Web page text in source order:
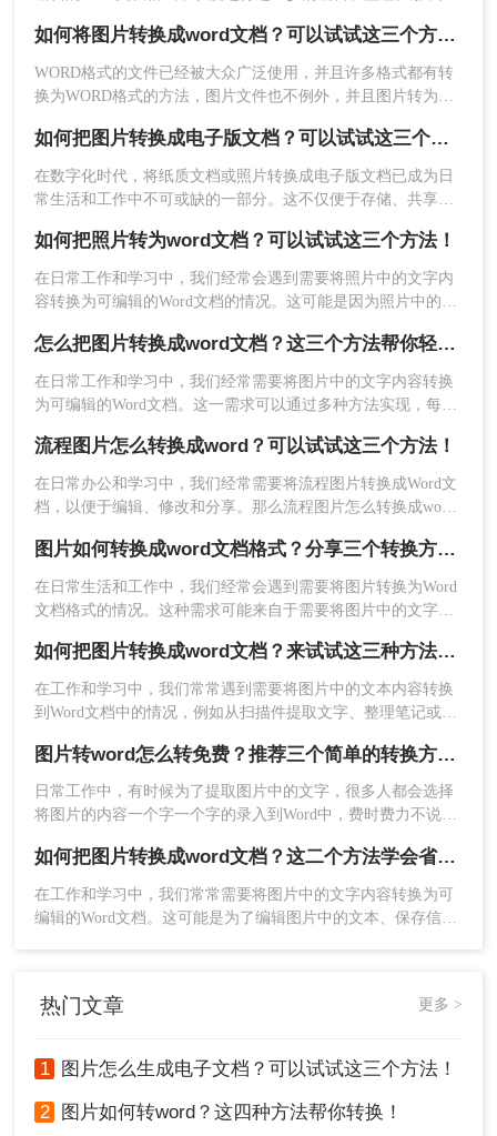
2、上传要转换的图片，如果要转换的图片较多可以
直接添加文件夹从而批量转换，点击转换之前可按
3、转换完成，点击打开即可查看Word文件。
幕上的部分内容转换成Word文档，可以使用截图工
种方法适用于简单的文字内容或不需要保持原始排
版的场景。
注意事项
使用清晰度较高、光线充足的图片进行识别。
但对于一些特殊的字体或文字排版，仍然可能
和编辑Word文档。
成Word文档的方法，帮助您轻松完成这一任务。
如何将图片转换成word文档？可以试试这三个方法！
WORD格式的文件已经被大众广泛使用，并且许多格式都有转
换为WORD格式的方法，图片文件也不例外，并且图片转为的
为可编辑的WORD该如何操作呢，下面转转师妹为大家讲解一
下如何将图片转换成word文档。
如何把图片转换成电子版文档？可以试试这三个方法！
在数字化时代，将纸质文档或照片转换成电子版文档已成为日
常生活和工作中不可或缺的一部分。这不仅便于存储、共享和
图片转换成电子版文档呢？本文将详细介绍几种将图片转换成
电子版文档的方法，帮助您轻松实现这一转换过程。
如何把照片转为word文档？可以试试这三个方法！
在日常工作和学习中，我们经常会遇到需要将照片中的文字内
容转换为可编辑的Word文档的情况。这可能是因为照片中的文
么如何把照片转为word文档呢？下面，我将详细介绍几种将照
片转为Word文档的方法，并给出具体的操作步骤。
怎么把图片转换成word文档？这三个方法帮你轻松解决！
在日常工作和学习中，我们经常需要将图片中的文字内容转换
为可编辑的Word文档。这一需求可以通过多种方法实现，每种
word文档呢？本文将详细介绍三种常用的图片转Word文档的方
法，并探讨其优缺点，同时推荐一些实用的工具。
流程图片怎么转换成word？可以试试这三个方法！
在日常办公和学习中，我们经常需要将流程图片转换成Word文
档，以便于编辑、修改和分享。那么流程图片怎么转换成word
帮助你更高效地完成这一任务。
图片如何转换成word文档格式？分享三个转换方法！
在日常生活和工作中，我们经常会遇到需要将图片转换为Word
文档格式的情况。这种需求可能来自于需要将图片中的文字提
格式。那么图片如何转换成word文档格式呢？下面，我们将介
绍几种常用的方法，帮助你轻松实现图片到Word文档的转换。
如何把图片转换成word文档？来试试这三种方法吧！
在工作和学习中，我们常常遇到需要将图片中的文本内容转换
到Word文档中的情况，例如从扫描件提取文字、整理笔记或是
将向您介绍几种有效的方法，帮助您轻松实现这一目标。
图片转word怎么转免费？推荐三个简单的转换方法！
日常工作中，有时候为了提取图片中的文字，很多人都会选择
将图片的内容一个字一个字的录入到Word中，费时费力不说，
是有很多快速且好用的方法的，今天就来教大家图片转word怎
么转免费。
如何把图片转换成word文档？这二个方法学会省时省力！
在工作和学习中，我们常常需要将图片中的文字内容转换为可
编辑的Word文档。这可能是为了编辑图片中的文本、保存信息
热门文章 更多 >
1 图片怎么生成电子文档？可以试试这三个方法！
2 图片如何转word？这四种方法帮你转换！